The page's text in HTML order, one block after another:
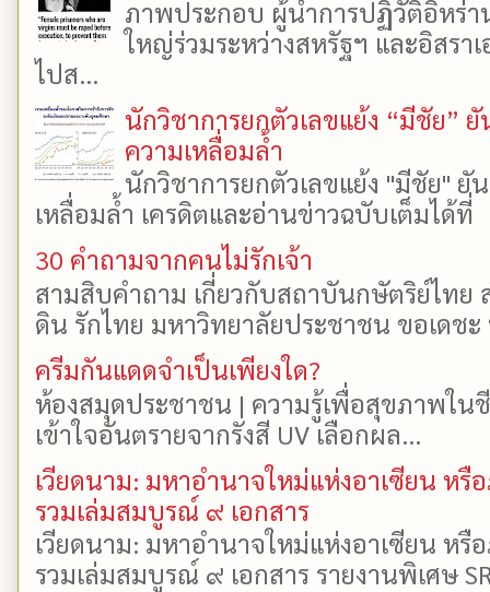
ภาพประกอบ ผู้นำการปฏิวัติอิหร่า
ใหญ่ร่วมระหว่างสหรัฐฯ และอิสรา
ไปส...
นักวิชาการยกตัวเลขแย้ง “มีชัย”
ความเหลื่อมล้ำ
นักวิชาการยกตัวเลขแย้ง "มีชัย"
เหลื่อมล้ำ เครดิตและอ่านข่าวฉบับเต็มได้
30 คำถามจากคนไม่รักเจ้า
สามสิบคำถาม เกี่ยวกับสถาบันกษัตริย์ไทย
ดิน รักไทย มหาวิทยาลัยประชาชน ขอเดช
ครีมกันแดดจำเป็นเพียงใด?
ห้องสมุดประชาชน | ความรู้เพื่อสุขภาพใน
เข้าใจอันตรายจากรังสี UV เลือกผล...
เวียดนาม: มหาอำนาจใหม่แห่งอาเซียน ห
รวมเล่มสมบูรณ์ ๙ เอกสาร
เวียดนาม: มหาอำนาจใหม่แห่งอาเซียน ห
รวมเล่มสมบูรณ์ ๙ เอกสาร รายงานพิเศษ